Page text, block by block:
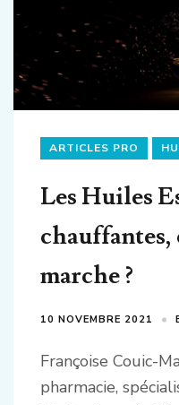
ARTICLES PRO
Les Huiles
chauffantes,
marche ?
10 NOVEMBRE 2021
Françoise Couic-
pharmacie,